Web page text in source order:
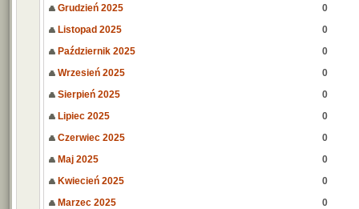
Grudzień 2025
0
Listopad 2025
0
Październik 2025
0
Wrzesień 2025
0
Sierpień 2025
0
Lipiec 2025
0
Czerwiec 2025
0
Maj 2025
0
Kwiecień 2025
0
Marzec 2025
0